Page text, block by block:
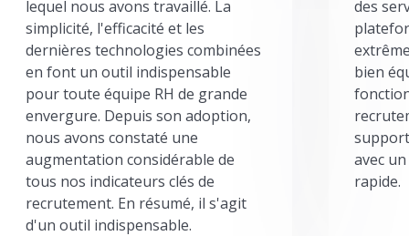
lequel nous avons travaillé. La
simplicité, l'efficacité et les
dernières technologies combinées
en font un outil indispensable
pour toute équipe RH de grande
envergure. Depuis son adoption,
nous avons constaté une
augmentation considérable de
tous nos indicateurs clés de
recrutement. En résumé, il s'agit
d'un outil indispensable.
des
bien
avec
rapide.